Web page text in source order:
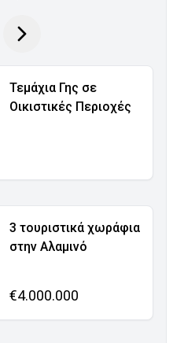
Τεμάχια Γης σε
Οικιστικές Περιοχές
3 τουριστικά χωράφια
στην Αλαμινό
€4.000.000